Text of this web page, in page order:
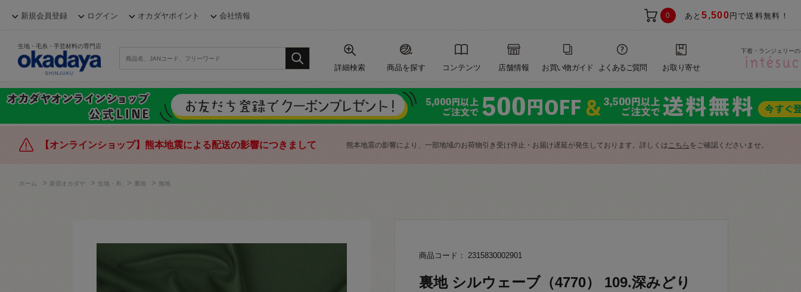
新規会員登録 ログイン オカダヤポイント 会社情報 0 あと5,500 円で送料無料！
生地・毛糸・手芸材料の専門店
詳細検索 商品を探す コンテンツ 店舗情報 お買い物ガイド よくあるご質問 お取り寄せ
下着・ランジェリー
【オンラインショップ】熊本地震による配送の影響につきまして 熊本地震の影響により、一部地域のお荷物引き受け停止・お届け遅延が発生しております。詳しくはこちら をご確認くださいませ。
ホーム > 新宿オカダヤ > 生地・布 > 裏地 > 無地
商品コード： 2315830002901
裏地 シルウェーブ（4770） 109.深みどり